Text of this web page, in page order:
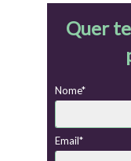
Quer
Nome*
Email*